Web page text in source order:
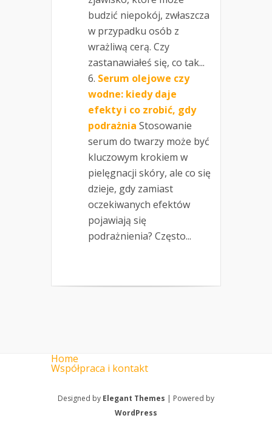
budzić niepokój, zwłaszcza
w przypadku osób z
wrażliwą cerą. Czy
zastanawiałeś się, co tak...
Serum olejowe czy
wodne: kiedy daje
efekty i co zrobić, gdy
podrażnia Stosowanie
serum do twarzy może być
kluczowym krokiem w
pielęgnacji skóry, ale co się
dzieje, gdy zamiast
oczekiwanych efektów
pojawiają się
podrażnienia? Często...
Home
Współpraca i kontakt
Designed by Elegant Themes | Powered by
WordPress